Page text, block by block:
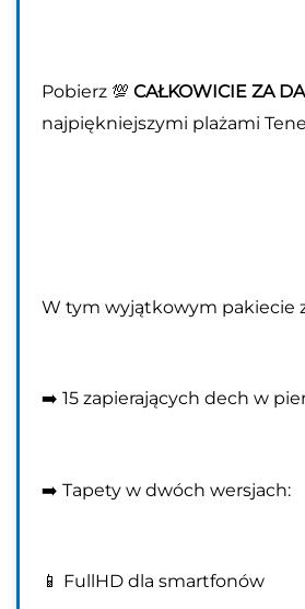
Pobierz 💯 CAŁKOWICIE ZA
najpiękniejszymi plażami
W tym wyjątkowym pakiecie
➡️ 15 zapierających dech w
➡️ Tapety w dwóch wersjach:
📱 FullHD dla smartfonów